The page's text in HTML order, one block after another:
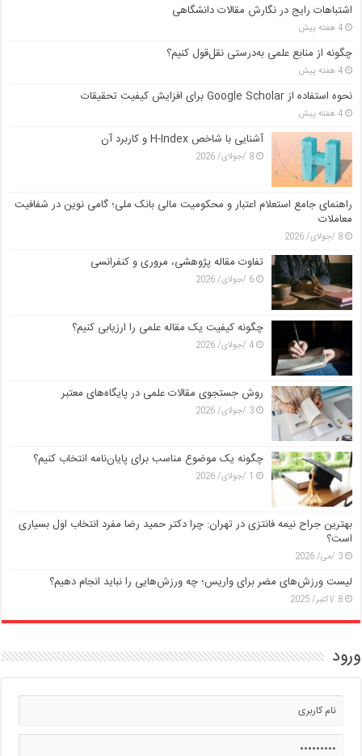
اشتباهات رایج در نگارش مقالات دانشگاهی
4 هفته پیش
چگونه از منابع علمی به‌درستی نقل‌قول کنیم؟
4 هفته پیش
نحوه استفاده از Google Scholar برای افزایش کیفیت تحقیقات
4 هفته پیش
آشنایی با شاخص H-Index و کاربرد آن
8 /جولای/ 2026
راهنمای جامع استعلام اعتبار و محکومیت مالی بانک ملی؛ گامی نوین در شفافیت
معاملات
8 /جولای/ 2026
تفاوت مقاله پژوهشی، مروری و کنفرانسی
6 /جولای/ 2026
چگونه کیفیت یک مقاله علمی را ارزیابی کنیم؟
4 /جولای/ 2026
روش جستجوی مقالات علمی در پایگاه‌های معتبر
3 /جولای/ 2026
چگونه یک موضوع مناسب برای پایان‌نامه انتخاب کنیم؟
1 /جولای/ 2026
بهترین جراح نیمه فانتزی در تهران: چرا دکتر حمید رضا مفرد انتخاب اول بسیاری
است؟
3 /می/ 2026
لیست ورزش‌های مضر برای واریس؛ چه ورزش‌هایی را نباید انجام دهیم؟
8 /اکتبر/ 2025
ورود